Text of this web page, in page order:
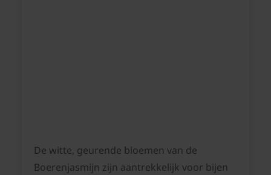
De witte, geurende bloemen van de
Boerenjasmijn zijn aantrekkelijk voor bijen